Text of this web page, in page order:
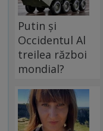
Putin și
Occidentul Al
treilea război
mondial?